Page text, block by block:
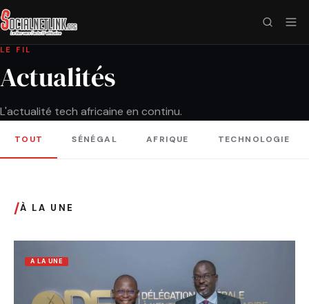
LE FIL
Actualités
L'actualité tech africaine en continu.
TOUT SÉNÉGAL AFRIQUE TECHNOLOGIE
/À LA UNE
A LA UNE